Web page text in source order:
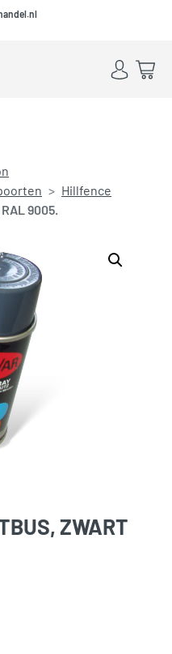
to main content
to footer
Account
Hillfence
9005.
ZWART
aantal